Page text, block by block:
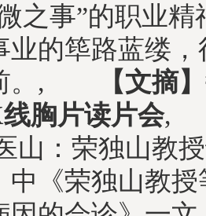
之事”的职业
业的筚路蓝缕
前。,
【文摘
胸片读片会, (
山：荣独山教
中《荣独山教